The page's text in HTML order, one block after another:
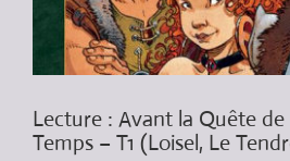
Lecture : Avant la Quête de
Temps – T1 (Loisel, Le